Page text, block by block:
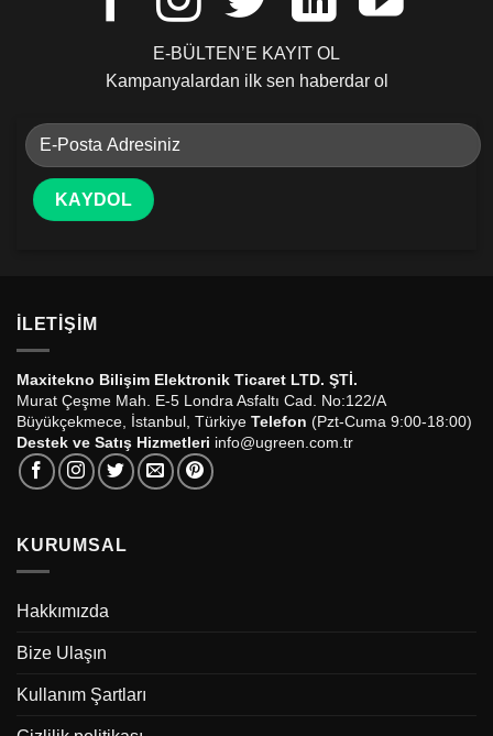
E-BÜLTEN’E KAYIT OL
Kampanyalardan ilk sen haberdar ol
İLETIŞIM
Maxitekno Bilişim Elektronik Ticaret LTD. ŞTİ.
Murat Çeşme Mah. E-5 Londra Asfaltı Cad. No:122/A
Büyükçekmece, İstanbul, Türkiye Telefon (Pzt-Cuma 9:00-18:00)
Destek ve Satış Hizmetleri info@ugreen.com.tr
KURUMSAL
Hakkımızda
Bize Ulaşın
Kullanım Şartları